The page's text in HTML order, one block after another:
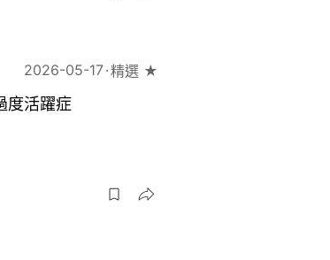
2026-05-17 精選 ★
度活躍症